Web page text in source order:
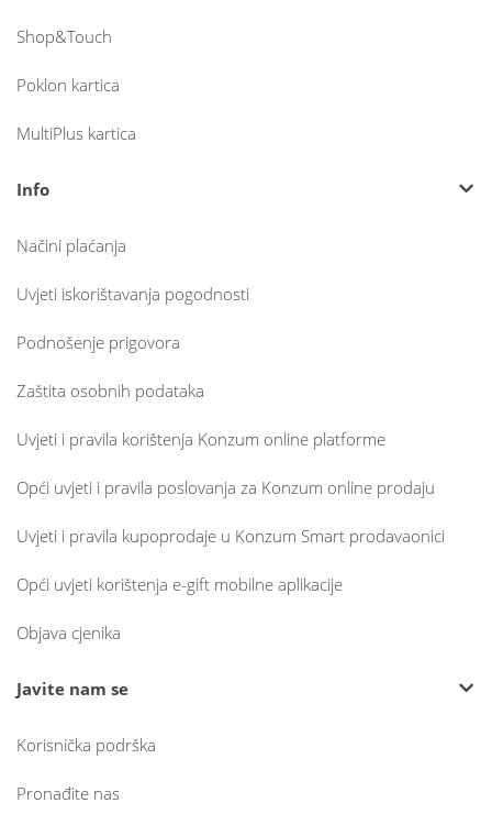
Shop&Touch
Poklon kartica
MultiPlus kartica
Info
Načini plaćanja
Uvjeti iskorištavanja pogodnosti
Podnošenje prigovora
Zaštita osobnih podataka
Uvjeti i pravila korištenja Konzum online platforme
Opći uvjeti i pravila poslovanja za Konzum online prodaju
Uvjeti i pravila kupoprodaje u Konzum Smart prodavaonici
Opći uvjeti korištenja e-gift mobilne aplikacije
Objava cjenika
Javite nam se
Korisnička podrška
Pronađite nas